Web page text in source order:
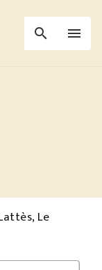
search menu
Le